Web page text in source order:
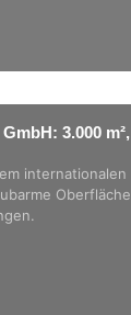
3.000 m²,
internationalen
Oberfläche